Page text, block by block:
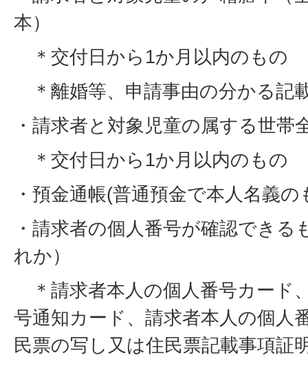
本）
＊交付日から1か月以内のもの
＊離婚等、申請事由の分かる記
・請求者と対象児童の属する世帯
＊交付日から1か月以内のもの
・預金通帳(普通預金で本人名義
・請求者の個人番号が確認できる
れか）
＊請求者本人の個人番号カード
号通知カード、請求者本人の個人
民票の写し又は住民票記載事項証